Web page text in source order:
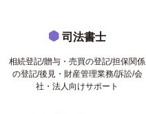
司法書士
相続登記/贈与・売買の登記/担保関係
の登記/後見・財産管理業務/訴訟/会
社・法人向けサポート